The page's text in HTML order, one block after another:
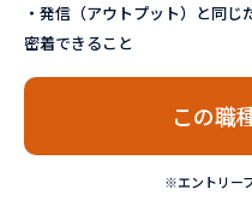
・発信（アウトプット）と同
密着できること
この職
※エントリー